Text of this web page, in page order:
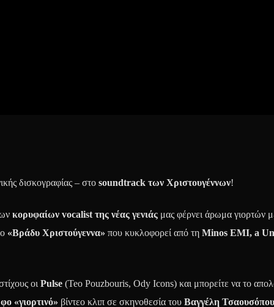
δισκογραφίας – στο soundtrackτων Χριστουγέννων!
κορυφαίων vocalist της νέας γενιάςμας φέρνει άρωμα γιορτών
«Βράδυ Χριστούγεννα» που κυκλοφορεί από τη Minos EMI, a
οι Pulse(Teo Pouzbouris, Ody Icons) και μπορείτε να το
«γιορτινό» βίντεο κλιπ σε σκηνοθεσία του Βαγγέλη